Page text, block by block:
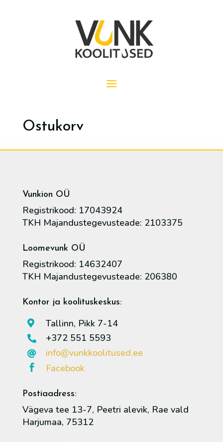
Ostukorv
Vunkion OÜ
Registrikood: 17043924
TKH Majandustegevusteade: 2103375
Loomevunk OÜ
Registrikood: 14632407
TKH Majandustegevusteade: 206380
Kontor ja koolituskeskus:
 Tallinn, Pikk 7-14
 +372 551 5593
 info@vunkkoolitused.ee
 Facebook
Postiaadress:
Vägeva tee 13-7, Peetri alevik, Rae vald
Harjumaa, 75312